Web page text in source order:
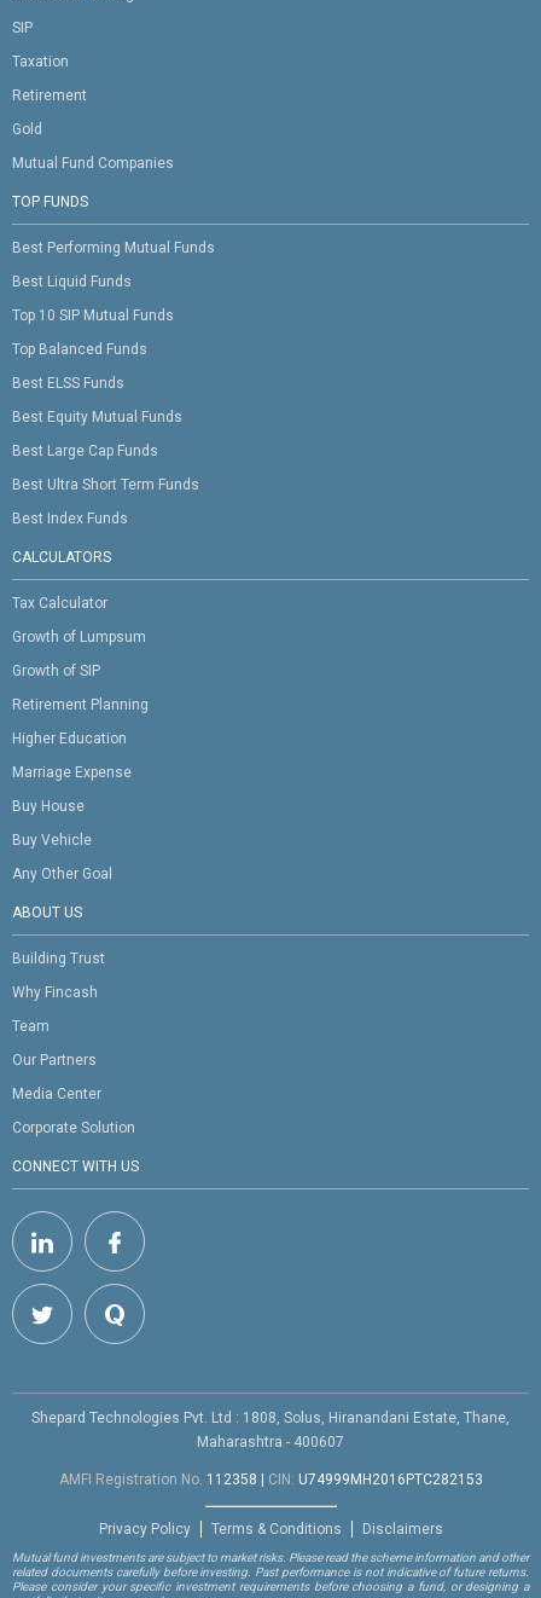
SIP
Taxation
Retirement
Gold
Mutual Fund Companies
TOP FUNDS
Best Performing Mutual Funds
Best Liquid Funds
Top 10 SIP Mutual Funds
Top Balanced Funds
Best ELSS Funds
Best Equity Mutual Funds
Best Large Cap Funds
Best Ultra Short Term Funds
Best Index Funds
CALCULATORS
Tax Calculator
Growth of Lumpsum
Growth of SIP
Retirement Planning
Higher Education
Marriage Expense
Buy House
Buy Vehicle
Any Other Goal
ABOUT US
Building Trust
Why Fincash
Team
Our Partners
Media Center
Corporate Solution
CONNECT WITH US
Shepard Technologies Pvt. Ltd : 1808, Solus, Hiranandani Estate, Thane,
Maharashtra - 400607
AMFI Registration No. 112358 | CIN: U74999MH2016PTC282153
Privacy Policy Terms & Conditions Disclaimers
Mutual fund investments are subject to market risks. Please read the scheme information and other
related documents carefully before investing. Past performance is not indicative of future returns.
Please consider your specific investment requirements before choosing a fund, or designing a